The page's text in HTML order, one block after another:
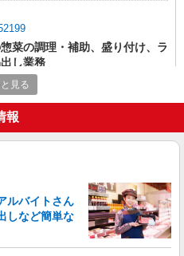
菜の調理・補助、盛り付け、ラ
し業務
円
市東中原
タッフ（精肉）
学生／時給1225円〜 高校生／時給
見る
報
ルバイトさん
しなど簡単な